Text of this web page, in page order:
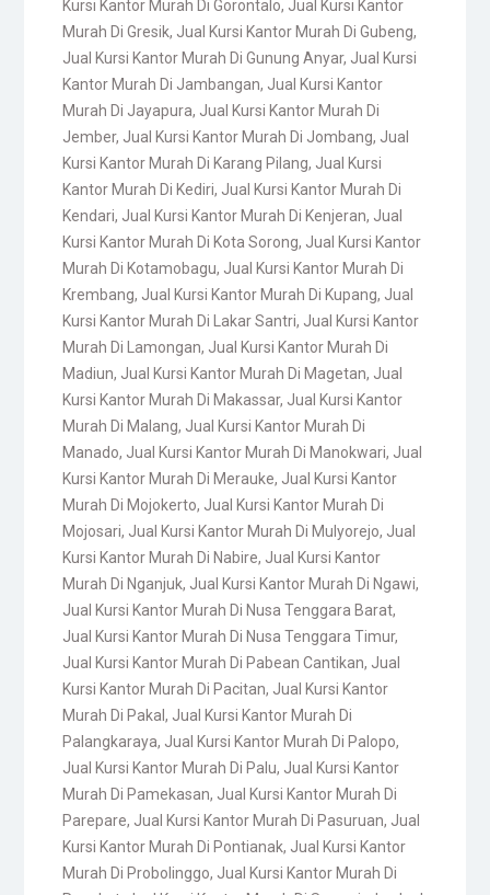
Kursi Kantor Murah Di Gorontalo, Jual Kursi Kantor
Murah Di Gresik, Jual Kursi Kantor Murah Di Gubeng,
Jual Kursi Kantor Murah Di Gunung Anyar, Jual Kursi
Kantor Murah Di Jambangan, Jual Kursi Kantor
Murah Di Jayapura, Jual Kursi Kantor Murah Di
Jember, Jual Kursi Kantor Murah Di Jombang, Jual
Kursi Kantor Murah Di Karang Pilang, Jual Kursi
Kantor Murah Di Kediri, Jual Kursi Kantor Murah Di
Kendari, Jual Kursi Kantor Murah Di Kenjeran, Jual
Kursi Kantor Murah Di Kota Sorong, Jual Kursi Kantor
Murah Di Kotamobagu, Jual Kursi Kantor Murah Di
Krembang, Jual Kursi Kantor Murah Di Kupang, Jual
Kursi Kantor Murah Di Lakar Santri, Jual Kursi Kantor
Murah Di Lamongan, Jual Kursi Kantor Murah Di
Madiun, Jual Kursi Kantor Murah Di Magetan, Jual
Kursi Kantor Murah Di Makassar, Jual Kursi Kantor
Murah Di Malang, Jual Kursi Kantor Murah Di
Manado, Jual Kursi Kantor Murah Di Manokwari, Jual
Kursi Kantor Murah Di Merauke, Jual Kursi Kantor
Murah Di Mojokerto, Jual Kursi Kantor Murah Di
Mojosari, Jual Kursi Kantor Murah Di Mulyorejo, Jual
Kursi Kantor Murah Di Nabire, Jual Kursi Kantor
Murah Di Nganjuk, Jual Kursi Kantor Murah Di Ngawi,
Jual Kursi Kantor Murah Di Nusa Tenggara Barat,
Jual Kursi Kantor Murah Di Nusa Tenggara Timur,
Jual Kursi Kantor Murah Di Pabean Cantikan, Jual
Kursi Kantor Murah Di Pacitan, Jual Kursi Kantor
Murah Di Pakal , Jual Kursi Kantor Murah Di
Palangkaraya, Jual Kursi Kantor Murah Di Palopo,
Jual Kursi Kantor Murah Di Palu, Jual Kursi Kantor
Murah Di Pamekasan, Jual Kursi Kantor Murah Di
Parepare, Jual Kursi Kantor Murah Di Pasuruan, Jual
Kursi Kantor Murah Di Pontianak, Jual Kursi Kantor
Murah Di Probolinggo, Jual Kursi Kantor Murah Di